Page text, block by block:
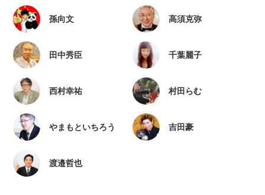
孫向文 高須克弥
田中秀臣 千葉麗子
西村幸祐 村田らむ
やまもといちろう 吉田豪
渡邉哲也